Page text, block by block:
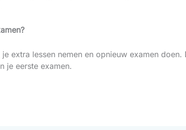
extra lessen nemen en opnieuw examen
je eerste examen.